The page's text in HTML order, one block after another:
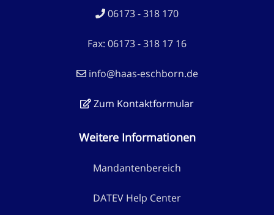
06173 - 318 170
Fax: 06173 - 318 17 16
info@haas-eschborn.de
Zum Kontaktformular
Weitere Informationen
Mandantenbereich
DATEV Help Center